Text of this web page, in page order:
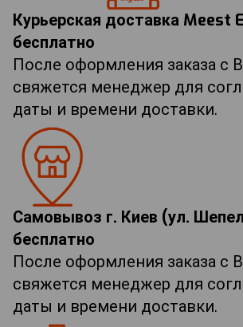
Курьерская доставка Meest
бесплатно
После оформления заказа с
свяжется менеджер для
даты и времени доставки.
Самовывоз г. Киев (ул.
бесплатно
После оформления заказа с
свяжется менеджер для
даты и времени доставки.